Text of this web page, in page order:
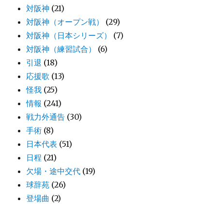
対阪神 (21)
対阪神（オープン戦）
(29)
対阪神（日本シリーズ）
(7)
対阪神（練習試合）
(6)
引退 (18)
応援歌 (13)
怪我 (25)
情報 (241)
戦力外通告 (30)
手術 (8)
日本代表 (51)
日程 (21)
欠場・途中交代 (19)
球辞苑 (26)
登場曲 (2)